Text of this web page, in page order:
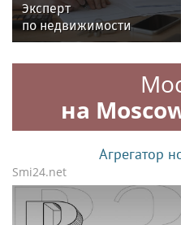
Эксперт
по недвижимости
Шмелев: перед
покупкой жилья надо
на
Агрегатор
Smi24.net